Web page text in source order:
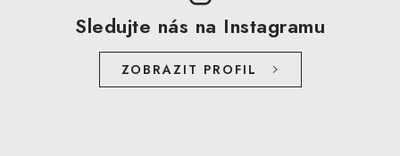
Sledujte nás na Instagramu
ZOBRAZIT PROFIL